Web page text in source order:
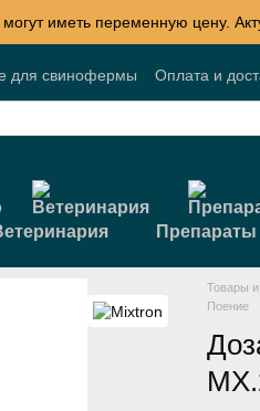
иметь переменную цену.
для свинофермы Оплата и
Акции Договор публичной
Препараты
Товары и
Поение